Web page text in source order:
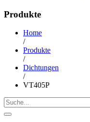
Produkte
Home
/
Produkte
/
Dichtungen
/
VT405P